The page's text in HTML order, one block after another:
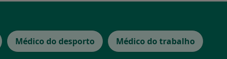
Médico do desporto Médico do trabalho